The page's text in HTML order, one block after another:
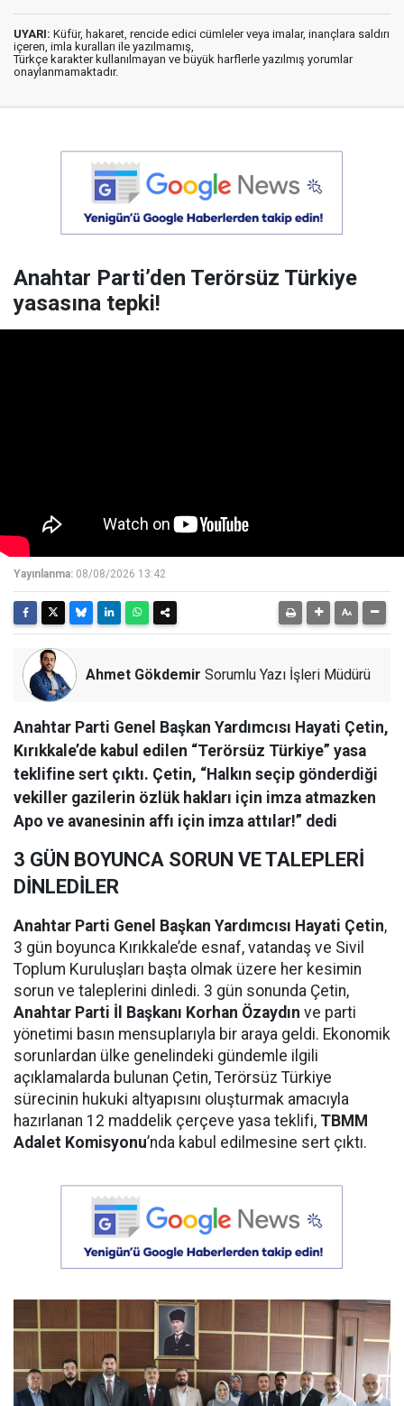
UYARI: Küfür, hakaret, rencide edici cümleler veya imalar, inançlara saldırı
içeren, imla kuralları ile yazılmamış,
Türkçe karakter kullanılmayan ve büyük harflerle yazılmış yorumlar
onaylanmamaktadır.
Anahtar Parti’den Terörsüz Türkiye
yasasına tepki!
Yayınlanma: 08/08/2026 13:42
Ahmet Gökdemir Sorumlu Yazı İşleri Müdürü
Anahtar Parti Genel Başkan Yardımcısı Hayati Çetin,
Kırıkkale’de kabul edilen “Terörsüz Türkiye” yasa
teklifine sert çıktı. Çetin, “Halkın seçip gönderdiği
vekiller gazilerin özlük hakları için imza atmazken
Apo ve avanesinin affı için imza attılar!” dedi
3 GÜN BOYUNCA SORUN VE TALEPLERİ
DİNLEDİLER
Anahtar Parti Genel Başkan Yardımcısı Hayati Çetin,
3 gün boyunca Kırıkkale’de esnaf, vatandaş ve Sivil
Toplum Kuruluşları başta olmak üzere her kesimin
sorun ve taleplerini dinledi. 3 gün sonunda Çetin,
Anahtar Parti İl Başkanı Korhan Özaydın ve parti
yönetimi basın mensuplarıyla bir araya geldi. Ekonomik
sorunlardan ülke genelindeki gündemle ilgili
açıklamalarda bulunan Çetin, Terörsüz Türkiye
sürecinin hukuki altyapısını oluşturmak amacıyla
hazırlanan 12 maddelik çerçeve yasa teklifi, TBMM
Adalet Komisyonu’nda kabul edilmesine sert çıktı.